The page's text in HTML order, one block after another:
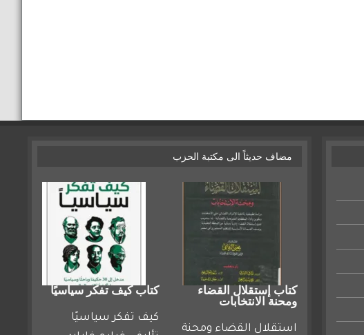
مضاف حديثاً الى مكتبة الحزب
كتاب كيف تفكر سياسيًا
كيف تفكر سياسيًا
كتاب إستقلال القضاء
ومحنة الانتخابات
استقلال القضاء ومحنة